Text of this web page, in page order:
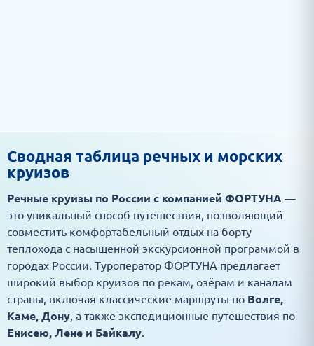
Сводная таблица речных и морских
круизов
Речные круизы по России с компанией ФОРТУНА —
это уникальный способ путешествия, позволяющий
совместить комфортабельный отдых на борту
теплохода с насыщенной экскурсионной программой в
городах России. Туроператор ФОРТУНА предлагает
широкий выбор круизов по рекам, озёрам и каналам
страны, включая классические маршруты по Волге,
Каме, Дону, а также экспедиционные путешествия по
Енисею, Лене и Байкалу.